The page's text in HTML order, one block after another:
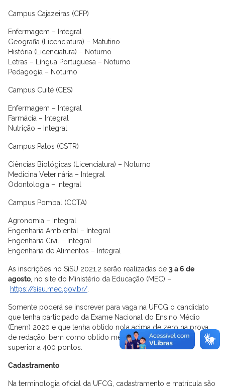
Campus Cajazeiras (CFP)
Enfermagem – Integral
Geografia (Licenciatura) – Matutino
História (Licenciatura) – Noturno
Letras – Língua Portuguesa – Noturno
Pedagogia – Noturno
Campus Cuité (CES)
Enfermagem – Integral
Farmácia – Integral
Nutrição – Integral
Campus Patos (CSTR)
Ciências Biológicas (Licenciatura) – Noturno
Medicina Veterinária – Integral
Odontologia – Integral
Campus Pombal (CCTA)
Agronomia – Integral
Engenharia Ambiental – Integral
Engenharia Civil – Integral
Engenharia de Alimentos – Integral
As inscrições no SiSU 2021.2 serão realizadas de 3 a 6 de
agosto , no site do Ministério da Educação (MEC) –
https://sisu.mec.gov.br/
Somente poderá se inscrever para vaga na UFCG o candidato
que tenha participado da Exame Nacional do Ensino Médio
(Enem) 2020 e que tenha obtido nota acima de zero na prova
de redação, bem como obtido média aritmética igual ou
superior a 400 pontos.
Cadastramento
Na terminologia oficial da UFCG, cadastramento e matrícula são